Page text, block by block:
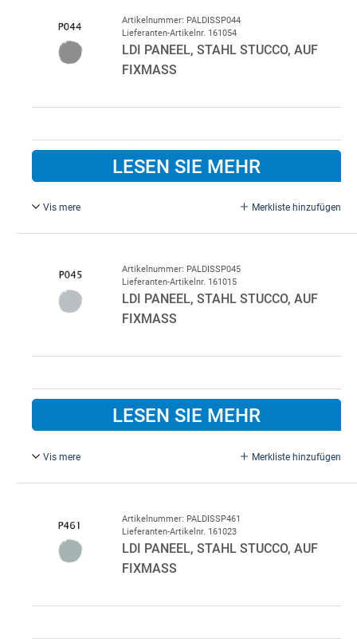
Bitte im Bemerkungsfeld beim Kauf angeben, wenn eine
andere Innenfarbe gewünscht wird.
Artikelnummer: PALDISSP044
Lieferanten-Artikelnr. 161054
LDI PANEEL, STAHL STUCCO, AUF
FIXMASS
LESEN SIE MEHR
Vis mere Merkliste hinzufügen
Graualuminium P044/P010.
Bitte im Bemerkungsfeld beim Kauf angeben, wenn eine
andere Innenfarbe gewünscht wird.
Artikelnummer: PALDISSP045
Lieferanten-Artikelnr. 161015
LDI PANEEL, STAHL STUCCO, AUF
FIXMASS
LESEN SIE MEHR
Vis mere Merkliste hinzufügen
Stahlmetallic P045/P010.
Bitte im Bemerkungsfeld beim Kauf angeben, wenn eine
andere Innenfarbe gewünscht wird.
Artikelnummer: PALDISSP461
Lieferanten-Artikelnr. 161023
LDI PANEEL, STAHL STUCCO, AUF
FIXMASS